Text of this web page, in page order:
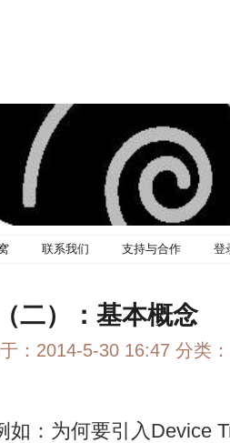
联系我们 支持与合作 登
二）：基本概念
：2014-5-30 16:47 分类：
如：为何要引入Device